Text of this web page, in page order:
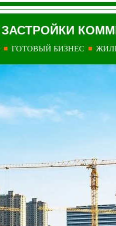
ГОТОВЫЙ БИЗНЕС